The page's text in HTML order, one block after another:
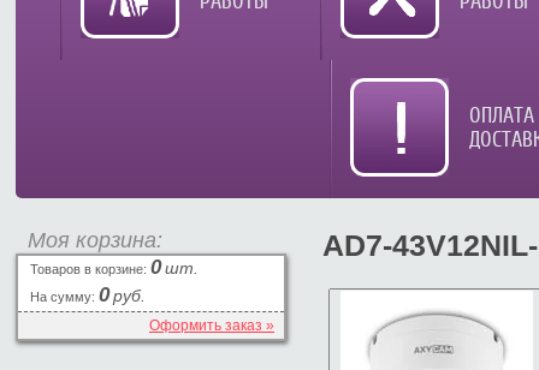
ОПЛАТА
AD7-
Моя корзина:
Товаров в корзине: 0шт.
На сумму: 0руб.
Оформить заказ »